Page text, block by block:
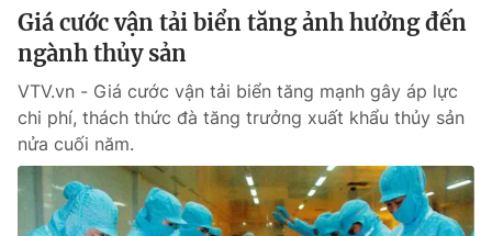
VTV9 VTV8
Liên hệ tòa soạn English
THỜI BÁO VTV
Giá cước vận tải biển tăng ảnh hưởng đến
ngành thủy sản
VTV.vn - Giá cước vận tải biển tăng mạnh gây áp lực
chi phí, thách thức đà tăng trưởng xuất khẩu thủy sản
nửa cuối năm.